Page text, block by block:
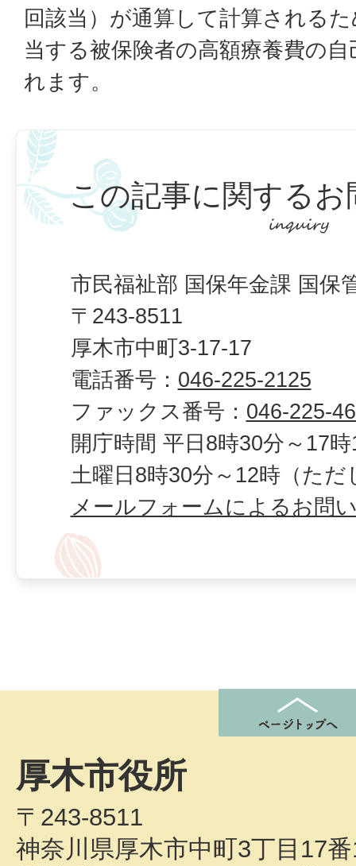
回該当）が通算して計算される
当する被保険者の高額療養費の
れます。
この記事に関するお
市民福祉部 国保年金課 国保
〒243-8511
厚木市中町3-17-17
電話番号： 046-225-2125
ファックス番号： 046-225-
開庁時間 平日8時30分～17
土曜日8時30分～12時（た
メールフォームによるお問
厚木市役所
〒243-8511
神奈川県厚木市中町3丁目17